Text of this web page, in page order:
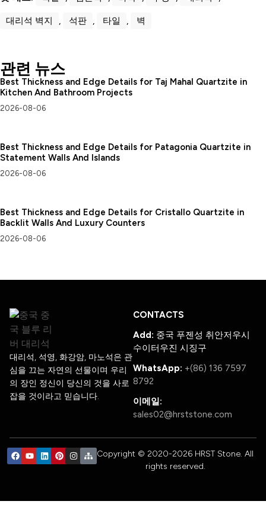
대리석 벽지 , 석판 , 타일 , 벽
관련 뉴스
Best Thickness and Edge Details for Taj Mahal Quartzite in
Kitchen And Bathroom Projects
2026-08-06
Best Thickness and Edge Details for Patagonia Quartzite in
Statement Walls And Islands
2026-08-06
Best Thickness and Edge Details for Cristallo Quartzite in
Backlit Walls And Luxury Counters
2026-08-06
대리석, 석영, 화강암, 마노석은 관
심을 끄는 자연의 선물이며 우리
의 장인 정신이 당신의 것을 사로
잡을 것이라고 믿습니다.
CONTACTS
Add: 중국 푸젠성 취안저우시
수이터우진 시징구
WhatsApp: +(86) 136 7597
8792
이메일:
sales02@hrststone.com
Copyright © 2020-2026 HRST Stone. All
rights reserved.